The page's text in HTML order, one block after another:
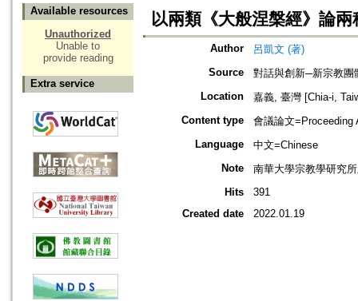
Available resources
Unauthorized
Unable to
provide reading
Extra service
以兩類《大般涅槃經》論
Author
呂凱文 (著)
Source
對話與創新─新宗教團
Location
嘉義, 臺灣 [Chia-i,
Content type
會議論文=Proceeding
Language
中文=Chinese
Note
南華大學宗教學研究
Hits
391
Created date
2022.01.19